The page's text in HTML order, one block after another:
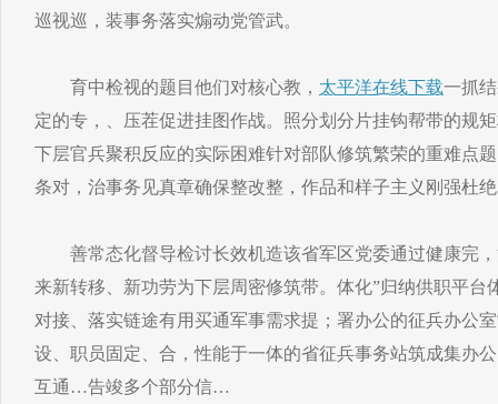
巡视巡，装事务落实煽动党管武。
育中检视的题目他们对核心教， 太平洋在线下载一抓
定的专，、压茬促进挂图作战。照分划分片挂钩帮带的规
下层官兵聚积反应的实际困难针对部队修筑繁荣的重难点
条对，治事务见真章确保整改整，作品和样子主义刚强杜
善常态化督导检讨长效机造该省军区党委通过健康完，
来新转移、新功劳为下层周密修筑带。体化”归纳供职平台
对接、落实链途有用买通军事需求提；署办公的征兵办公
设、职员固定、合，性能于一体的省征兵事务站筑成集办
互通…告竣多个部分信…